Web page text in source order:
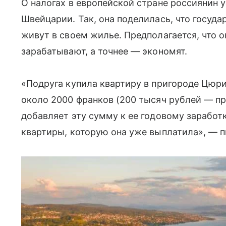
О налогах в европейской стране россиянин
Швейцарии. Так, она поделилась, что
живут в своем жилье. Предполагается, что
зарабатывают, а точнее — экономят.
«Подруга купила квартиру в пригороде
около 2000 франков (200 тысяч рублей —
добавляет эту сумму к ее годовому
квартиры, которую она уже выплатила», —